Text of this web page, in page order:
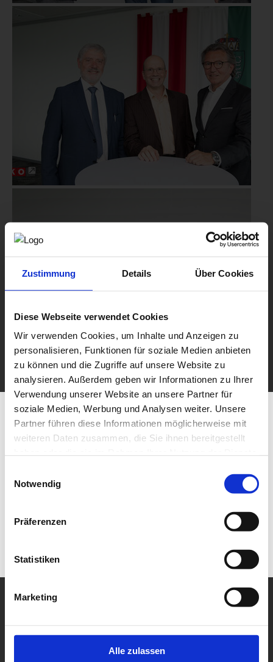
Zustimmung Details Über Cookies
Diese Webseite verwendet Cookies
Wir verwenden Cookies, um Inhalte und Anzeigen zu
personalisieren, Funktionen für soziale Medien anbieten
zu können und die Zugriffe auf unsere Website zu
analysieren. Außerdem geben wir Informationen zu Ihrer
Verwendung unserer Website an unsere Partner für
soziale Medien, Werbung und Analysen weiter. Unsere
Partner führen diese Informationen möglicherweise mit
weiteren Daten zusammen, die Sie ihnen bereitgestellt
Notwendig
Präferenzen
Statistiken
Marketing
Alle zulassen